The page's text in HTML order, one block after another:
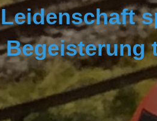
Leidenschaft
Begeisterung